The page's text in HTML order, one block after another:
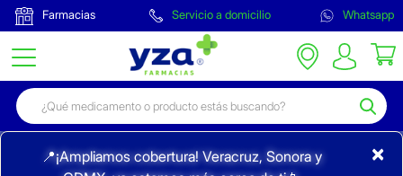
Farmacias Servicio a domicilio Whatsapp
📍¡Ampliamos cobertura! Veracruz, Sonora y
×